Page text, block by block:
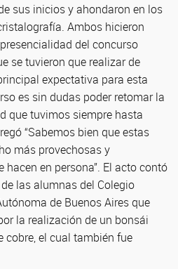
sus inicios y ahondaron en los
Ambos hicieron
del concurso
se tuvieron que realizar de
expectativa para esta
es sin dudas poder retomar la
que tuvimos siempre hasta
“Sabemos bien que estas
más provechosas y
en persona”. El acto contó
las alumnas del Colegio
de Buenos Aires que
la realización de un bonsái
cobre, el cual también fue